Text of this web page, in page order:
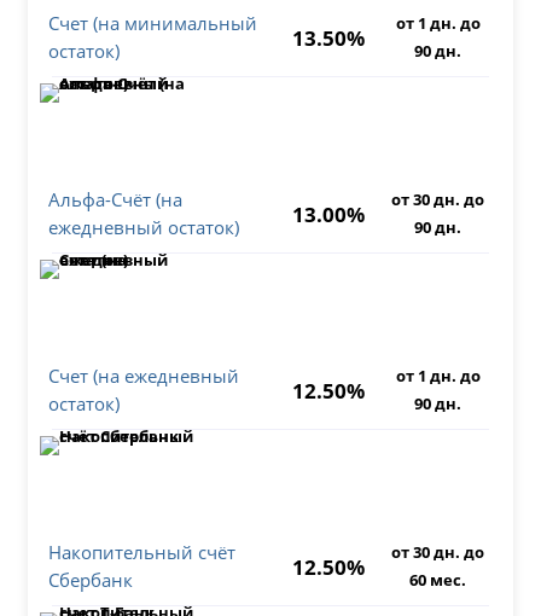
Счет (на минимальный
остаток)
13.50%
от 1 дн. до
90 дн.
Альфа-Счёт (на
ежедневный остаток)
13.00%
от 30 дн. до
90 дн.
Счет (на ежедневный
остаток)
12.50%
от 1 дн. до
90 дн.
Накопительный счёт
Сбербанк
12.50%
от 30 дн. до
60 мес.